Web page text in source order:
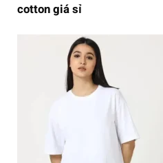
cotton giá sỉ